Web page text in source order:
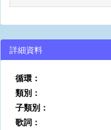
詳細資料
循環：
類別：
子類別：
歌詞：